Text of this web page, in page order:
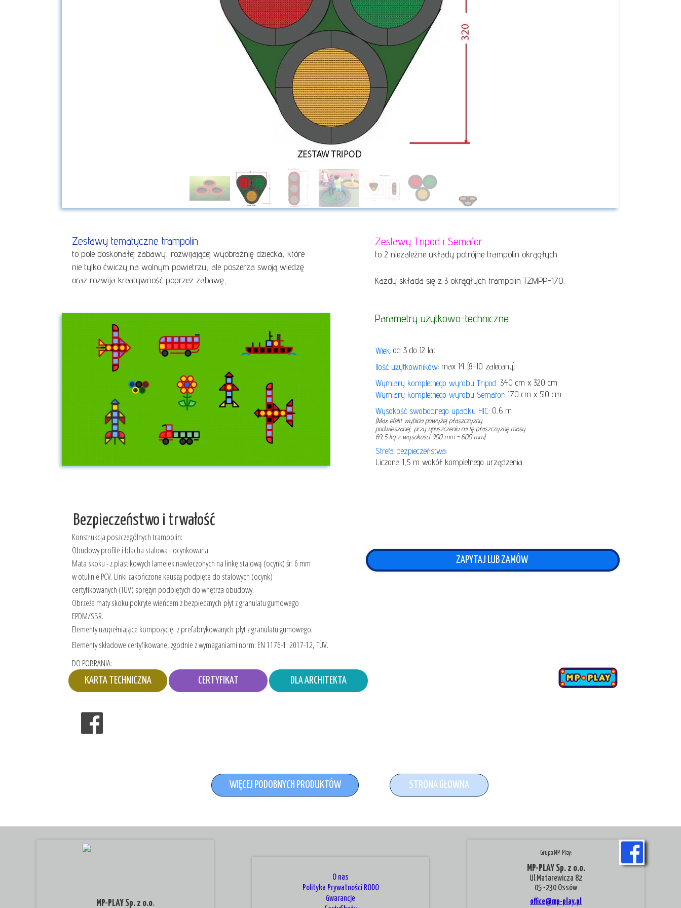
Samolot Mały
Przeplotnie płaskie
Mosty-trapy
Tunele Linowe
WIĘCEJ PODOBNYCH PRODUKTÓW STRONA GŁOWNA
ZAPYTAJ LUB ZAMÓW
Parametry użytkowo-techniczne
Zestawy Tripod i Semafor
to 2 niezależne układy potrójne trampolin okrągłych
Każdy składa się z 3 okrągłych trampolin TZMPP-170.
Zestawy tematyczne trampolin
to pole doskonałej zabawy, rozwijającej wyobraźnię dziecka, które
nie tylko ćwiczy na wolnym powietrzu, ale poszerza swoją wiedzę
oraz rozwija kreatywność poprzez zabawę,
Wiek: od 3 do 12 lat
Ilość użytkowników: max 14 (8–10 zalecany)
Wymiary kompletnego wyrobu Tripod: 340 cm x 320 cm
Wymiary kompletnego wyrobu Semafor: 170 cm x 510 cm
Wysokość swobodnego upadku HIC: 0,6 m
(Max efekt wybicia powyżej płaszczyzny
podwieszanej, przy upuszczeniu na tę płaszczyznę masy
69,5 kg z wysokości 900 mm - 600 mm)
Strefa bezpieczeństwa:
Liczona 1,5 m wokół kompletnego urządzenia.
DLA ARCHITEKTA
CERTYFIKAT
KARTA TECHNICZNA
Bezpieczeństwo i trwałość
Konstrukcja poszczególnych trampolin:
Obudowy profile i blacha stalowa - ocynkowana.
Mata skoku - z plastikowych lamelek nawleczonych na linkę stalową (ocynk) śr. 6 mm
w otulinie PCV. Linki zakończone kauszą podpięte do stalowych (ocynk)
certyfikowanych (TUV) sprężyn podpiętych do wnętrza obudowy.
Obrzeża maty skoku pokryte wieńcem z bezpiecznych płyt z granulatu gumowego
EPDM/SBR.
Elementy uzupełniające kompozycję z prefabrykowanych płyt z granulatu gumowego.
Elementy składowe certyfikowane, zgodnie z wymaganiami norm: EN 1176-1: 2017-12, TÜV.
DO POBRANIA:
O nas
Polityka Prywatności RODO
Gwarancje
Grupa MP-Play:
MP-PLAY Sp. z o.o.
Ul.Matarewicza 82
05 -230 Ossów
office@mp-play.pl
MP-PLAY Sp. z o.o.